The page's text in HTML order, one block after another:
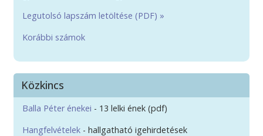
Legutolsó lapszám letöltése (PDF) »
Korábbi számok
Közkincs
Balla Péter énekei - 13 lelki ének (pdf)
Hangfelvételek - hallgatható igehirdetések